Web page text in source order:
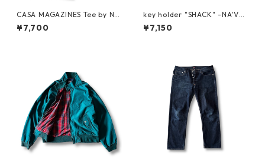
CASA MAGAZINES Tee by Nei
ghborhood Spot
¥7,700
key holder "SHACK" -NA'VV
Y-
¥7,150